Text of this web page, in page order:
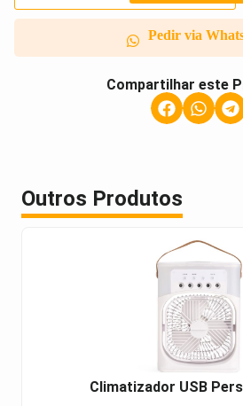
Pedir via
Compartilhar este
Outros Produtos
Climatizador USB